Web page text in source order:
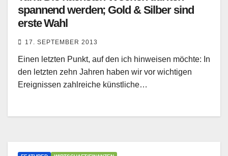
spannend werden; Gold & Silber sind
erste Wahl
17. SEPTEMBER 2013
Einen letzten Punkt, auf den ich hinweisen möchte: In
den letzten zehn Jahren haben wir vor wichtigen
Ereignissen zahlreiche künstliche…